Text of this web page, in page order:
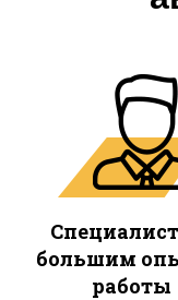
большим
работы